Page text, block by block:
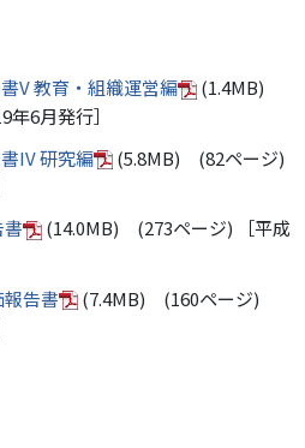
V 教育・組織運営編
(1.4MB)
6月発行］
IV 研究編
(5.8MB) (82ページ)
(14.0MB) (273ページ) ［平成
告書
(7.4MB) (160ページ)